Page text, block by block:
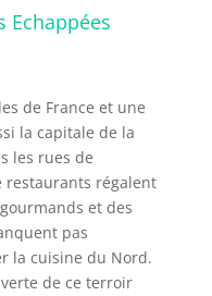
Echappées
de France et une
la capitale de la
les rues de
restaurants régalent
et des
pas
la cuisine du Nord.
de ce terroir